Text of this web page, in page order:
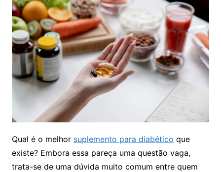
Qual é o melhor suplemento para diabético que
existe? Embora essa pareça uma questão vaga,
trata-se de uma dúvida muito comum entre quem